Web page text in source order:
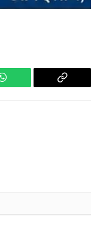
WhatsApp
Copy